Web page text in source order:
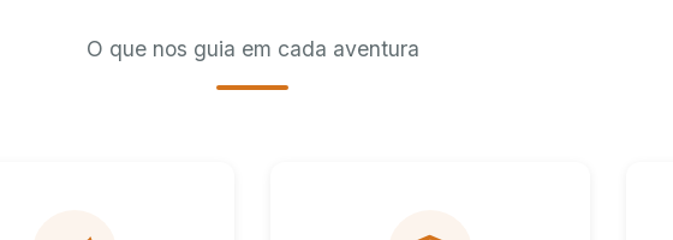
O que nos guia em cada aventura